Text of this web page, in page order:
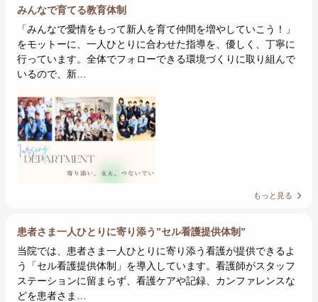
みんなで育てる教育体制
「みんなで愛情をもって新人を育て仲間を増やしていこう！」
をモットーに、一人ひとりに合わせた指導を、優しく、丁寧に
行っています。全体でフォローできる環境づくりに取り組んで
いるので、新…
もっと見る
患者さま一人ひとりに寄り添う”セル看護提供体制”
当院では、患者さま一人ひとりに寄り添う看護が提供できるよ
う「セル看護提供体制」を導入しています。看護師がスタッフ
ステーションに留まらず、看護ケアや記録、カンファレンスな
どを患者さま…